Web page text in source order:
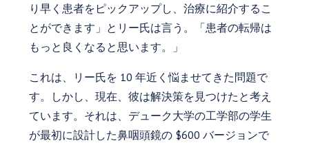
り早く患者をピックアップし、治療に紹介するこ
とができます」とリー氏は言う。「患者の転帰は
もっと良くなると思います。」
これは、リー氏を 10 年近く悩ませてきた問題で
す。しかし、現在、彼は解決策を見つけたと考え
ています。それは、デューク大学の工学部の学生
が最初に設計した鼻咽頭鏡の $600 バージョンで